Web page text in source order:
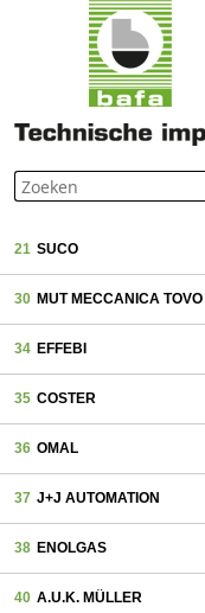
21 SUCO
30 MUT MECCANICA TOVO
34 EFFEBI
35 COSTER
36 OMAL
37 J+J AUTOMATION
38 ENOLGAS
40 A.U.K. MÜLLER